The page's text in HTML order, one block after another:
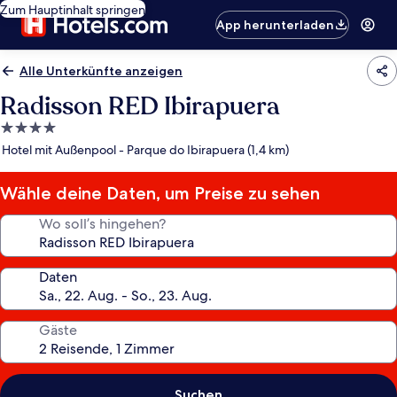
Zum Hauptinhalt springen
App herunterladen
Alle Unterkünfte anzeigen
Radisson RED Ibirapuera
4.0-
Sterne-
Hotel mit Außenpool - Parque do Ibirapuera (1,4 km)
Wähle deine Daten, um Preise zu sehen
Wo soll’s hingehen?
Daten
Gäste